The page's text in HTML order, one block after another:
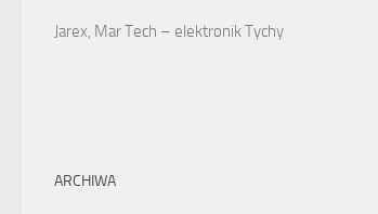
Jarex, Mar Tech – elektronik Tychy
ARCHIWA